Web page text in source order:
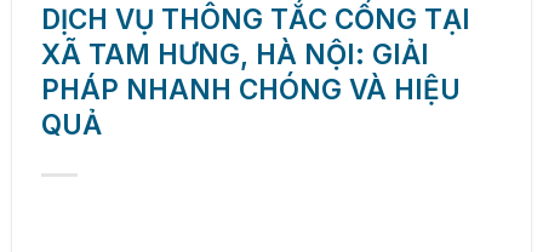
DỊCH VỤ THÔNG TẮC CỐNG TẠI
XÃ TAM HƯNG, HÀ NỘI: GIẢI
PHÁP NHANH CHÓNG VÀ HIỆU
QUẢ